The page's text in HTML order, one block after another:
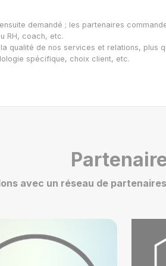
demandé ; les partenaires
RH, coach, etc.
qualité de nos services et relations,
spécifique, choix client, etc.
avec un réseau de